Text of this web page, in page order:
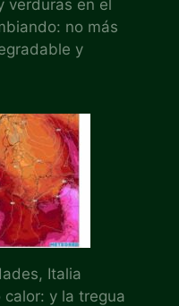
verduras en el
no más
y
Italia
y la tregua